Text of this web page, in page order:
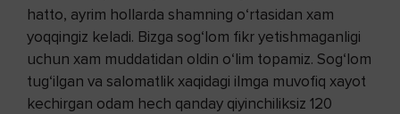
hatto, ayrim hollarda shamning o‘rtasidan xam
yoqqingiz keladi. Bizga sog‘lom fikr yetishmaganligi
uchun xam muddatidan oldin o‘lim topamiz. Sog‘lom
tug‘ilgan va salomatlik xaqidagi ilmga muvofiq xayot
kechirgan odam hech qanday qiyinchiliksiz 120